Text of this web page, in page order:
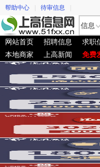
帮助中心 待审信息
信息
网站首页 招聘信息 求职
本地商家
上高新闻 免费